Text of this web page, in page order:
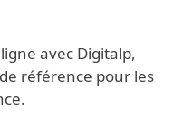
avec Digitalp,
référence pour les